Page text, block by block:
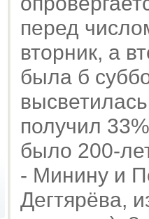
перед
вторник, а
была б
получил
было 200-
- Минину и
Дегтярёва,